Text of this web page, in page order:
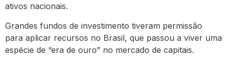
ativos nacionais.
Grandes fundos de investimento tiveram permissão
para aplicar recursos no Brasil, que passou a viver uma
espécie de “era de ouro” no mercado de capitais.